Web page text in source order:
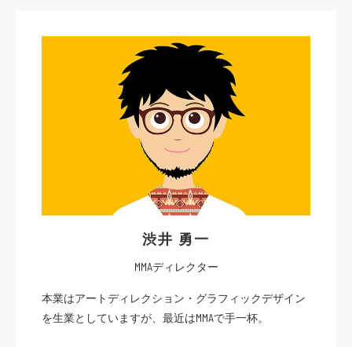
渋井 勇一
MMAディレクター
本業はアートディレクション・グラフィックデザイン
を生業としていますが、最近はMMAで手一杯。